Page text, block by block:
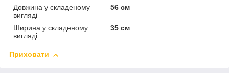
Довжина у складеному
вигляді
56 см
Ширина у складеному
вигляді
35 см
Приховати